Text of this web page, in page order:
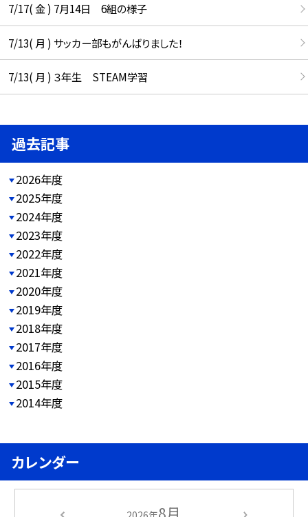
7/17( 金 ) 7月14日 6組の様子
7/13( 月 ) サッカー部もがんばりました！
7/13( 月 ) ３年生 STEAM学習
過去記事
2026年度
2025年度
2024年度
2023年度
2022年度
2021年度
2020年度
2019年度
2018年度
2017年度
2016年度
2015年度
2014年度
カレンダー